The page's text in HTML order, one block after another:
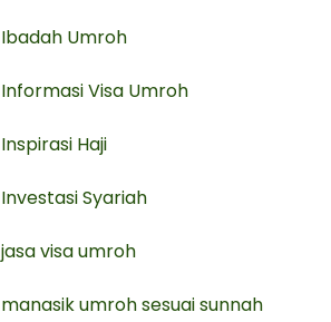
Ibadah Umroh
Informasi Visa Umroh
Inspirasi Haji
Investasi Syariah
jasa visa umroh
manasik umroh sesuai sunnah